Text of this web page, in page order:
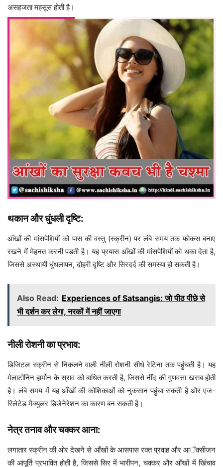
असहजता महसूस होती है।
थकान और धुंधली दृष्टि:
आँखों की मांसपेशियों को पास की वस्तु (स्क्रीन) पर लंबे समय तक फोकस बनाए
रखने में मेहनत करनी पड़ती है। यह प्रयास आँखों की मांसपेशियों को थका देता है,
जिससे अस्थायी धुंधलापन, दोहरी दृष्टि और सिरदर्द की समस्या हो सकती है।
Also Read: Experiences of Satsangis: जो पीठ पीछे से
भी दर्शन कर लेगा, नरकों में नहीं जाएगा
नीली रोशनी का प्रभाव:
डिजिटल स्क्रीन से निकलने वाली नीली रोशनी सीधे रेटिना तक पहुंचती है। यह
मेलाटोनिन हार्मोन के स्राव को बाधित करती है, जिससे नींद की गुणवत्ता खराब होती
है। लंबे समय में यह आँखों की कोशिकाओं को नुकसान पहुंचा सकती है और एज-
रिलेटेड मैक्युलर डिजेनेरेशन का कारण बन सकती है।
नेत्र तनाव और चक्कर आना:
लगातार स्क्रीन की ओर देखने से आँखों के आसपास रक्त प्रवाह और आॅक्सीजन
की आपूर्ति प्रभावित होती है, जिससे सिर में भारीपन, चक्कर और आँखों में खिंचाव